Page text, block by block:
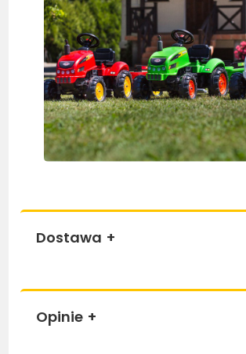
Dostawa +
Opinie +